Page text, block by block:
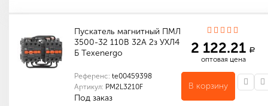
Пускатель магнитный ПМЛ
3500-32 110В 32А 2з УХЛ4
Б Теxenergo
Референс: te00459398
Артикул: PM2L3210F
Под заказ
2 122.21 a
оптовая цена
В корзину